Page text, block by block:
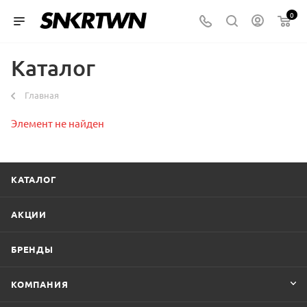
0
Каталог
Главная
Элемент не найден
КАТАЛОГ
АКЦИИ
БРЕНДЫ
КОМПАНИЯ